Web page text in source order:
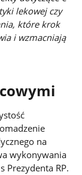
lekowej czy
które krok
i wzmacniają
na
wykonywania
Prezydenta RP.